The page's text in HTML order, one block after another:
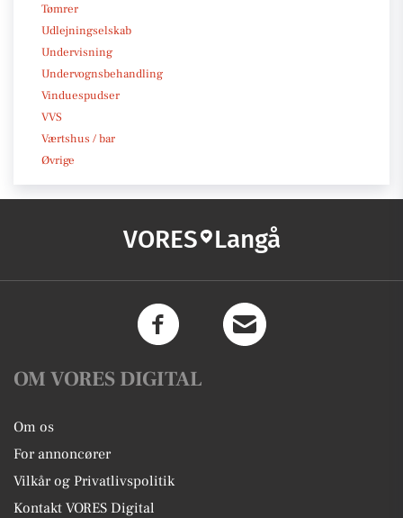
Tømrer
Udlejningselskab
Undervisning
Undervognsbehandling
Vinduespudser
VVS
Værtshus / bar
Øvrige
VORES Langå
OM VORES DIGITAL
Om os
For annoncører
Vilkår og Privatlivspolitik
Kontakt VORES Digital